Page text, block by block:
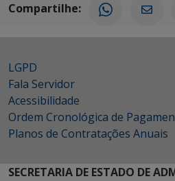
Compartilhe:
LGPD
Fala Servidor
Acessibilidade
Ordem Cronológica de
Planos de Contratações Anuais
SECRETARIA DE ESTADO DE